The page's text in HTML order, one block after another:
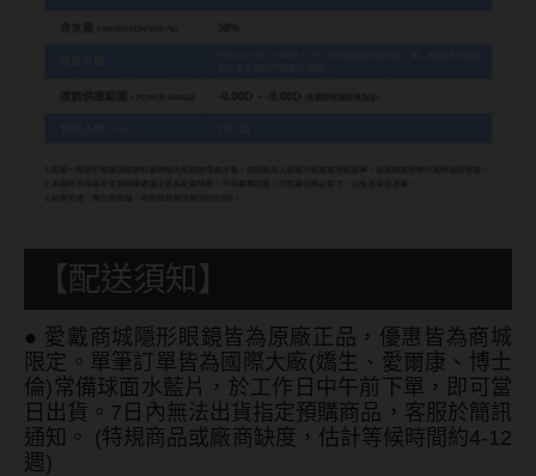
【配送須知】
● 愛戴商城隱形眼鏡皆為原廠正品，優惠皆為商城
限定。單筆訂單皆為國際大廠(嬌生、愛爾康、博士
倫)常備球面水藍片，於工作日中午前下單，即可當
日出貨。7日內無法出貨指定預購商品，客服於簡訊
通知。 (特規商品或廠商缺度，估計等候時間約4-12
週)